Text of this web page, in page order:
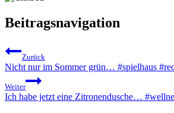
Beitragsnavigation
Zurück
Nicht nur im Sommer grün… #spielhaus
Weiter
Ich habe jetzt eine Zitronendusche…